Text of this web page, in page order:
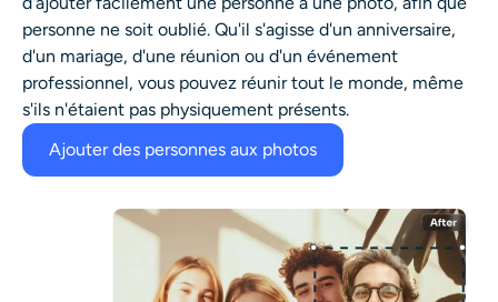
personne ne soit oublié. Qu'il s'agisse d'un anniversaire,
d'un mariage, d'une réunion ou d'un événement
professionnel, vous pouvez réunir tout le monde, même
s'ils n'étaient pas physiquement présents.
Ajouter des personnes aux photos